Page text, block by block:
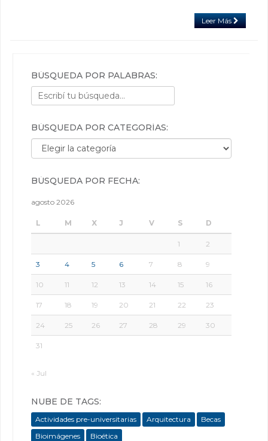
Leer Más
BÚSQUEDA POR PALABRAS:
BÚSQUEDA POR CATEGORÍAS:
Búsqueda por categorías:
BÚSQUEDA POR FECHA:
agosto 2026
L M X J V S D
1 2
3 4 5 6 7 8 9
10 11 12 13 14 15 16
17 18 19 20 21 22 23
24 25 26 27 28 29 30
31
« Jul
NUBE DE TAGS:
Actividades pre-universitarias Arquitectura
Becas
Bioimágenes
Bioética